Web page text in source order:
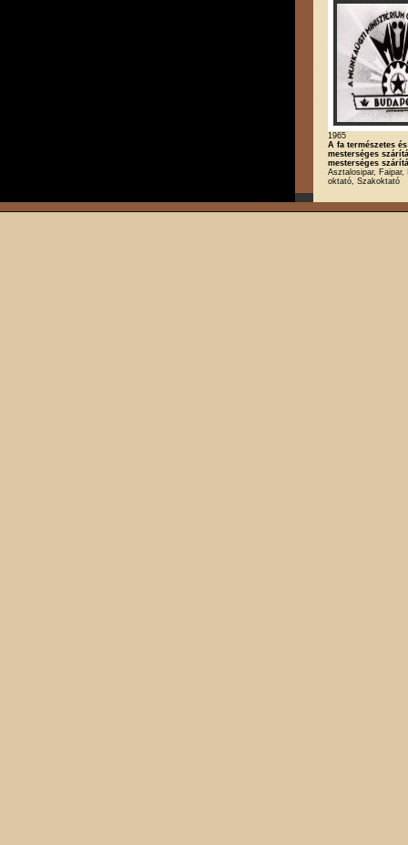
1965
A fa természetes és
mesterséges
mesterséges
Asztalosipar, Faipar,
oktató, Szakoktató